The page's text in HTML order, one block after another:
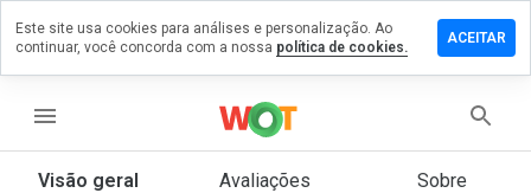
menu
Visão geral Avaliações Sobre
um
Este site usa cookies para análises e personalização. Ao
continuar, você concorda com a nossa política de cookies.
ACEITAR